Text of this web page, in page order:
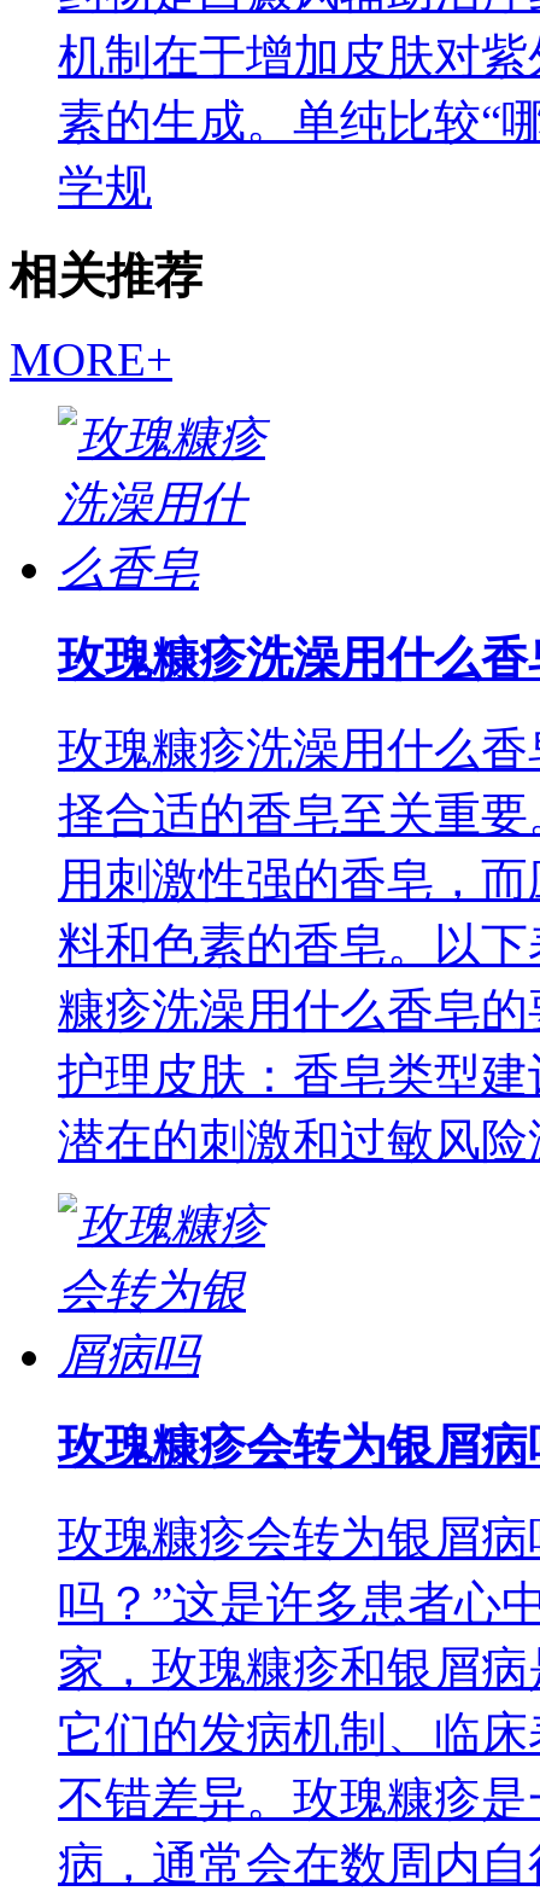
机制在于增加皮肤对
素的生成。单纯比较“
学规
相关推荐
MORE+
玫瑰糠疹洗澡用什么香
玫瑰糠疹洗澡用什么
择合适的香皂至关重
用刺激性强的香皂，
料和色素的香皂。以
糠疹洗澡用什么香皂
护理皮肤：香皂类型
潜在的刺激和过敏风
玫瑰糠疹会转为银屑病
玫瑰糠疹会转为银屑
吗？”这是许多患者心
家，玫瑰糠疹和银屑
它们的发病机制、临
不错差异。玫瑰糠疹
病，通常会在数周内